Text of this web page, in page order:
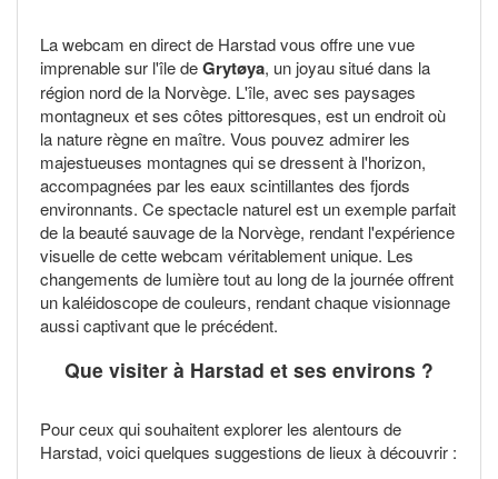
La webcam en direct de Harstad vous offre une vue
imprenable sur l'île deGrytøya, un joyau situé dans la
région nord de la Norvège. L'île, avec ses paysages
montagneux et ses côtes pittoresques, est un endroit où
la nature règne en maître. Vous pouvez admirer les
majestueuses montagnes qui se dressent à l'horizon,
accompagnées par les eaux scintillantes des fjords
environnants. Ce spectacle naturel est un exemple parfait
de la beauté sauvage de la Norvège, rendant l'expérience
visuelle de cette webcam véritablement unique. Les
changements de lumière tout au long de la journée offrent
un kaléidoscope de couleurs, rendant chaque visionnage
aussi captivant que le précédent.
Que visiter à Harstad et ses environs ?
Pour ceux qui souhaitent explorer les alentours de
Harstad, voici quelques suggestions de lieux à découvrir :